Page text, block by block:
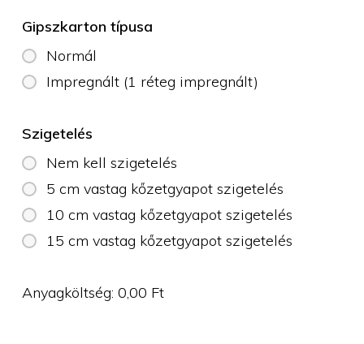
Gipszkarton típusa
Normál
Impregnált (1 réteg impregnált)
Szigetelés
Nem kell szigetelés
5 cm vastag kőzetgyapot szigetelés
10 cm vastag kőzetgyapot szigetelés
15 cm vastag kőzetgyapot szigetelés
Anyagköltség:0,00 Ft